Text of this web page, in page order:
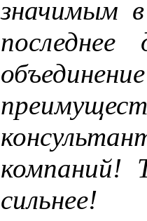
значимым в
компаний!
сильнее!